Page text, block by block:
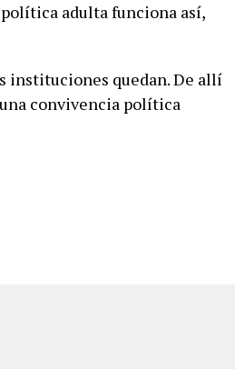
adulta funciona así,
instituciones quedan. De allí
convivencia política